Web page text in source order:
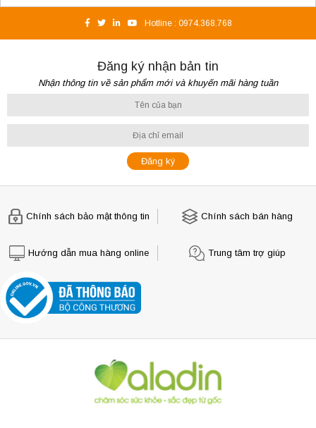
Hotline : 0974.368.768
Đăng ký nhận bản tin
Nhận thông tin về sản phẩm mới và khuyến mãi hàng tuần
Chính sách bảo mật thông tin Chính sách bán hàng
Hướng dẫn mua hàng online Trung tâm trợ giúp